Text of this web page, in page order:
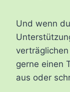
Und wenn
gerne einen
aus oder